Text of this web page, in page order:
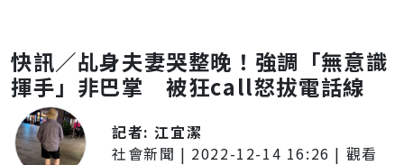
快訊／乩身夫妻哭整晚！強調「無意識
揮手」非巴掌 被狂call怒拔電話線
記者:江宜潔
社會新聞 | 2022-12-14 16:26 | 觀看